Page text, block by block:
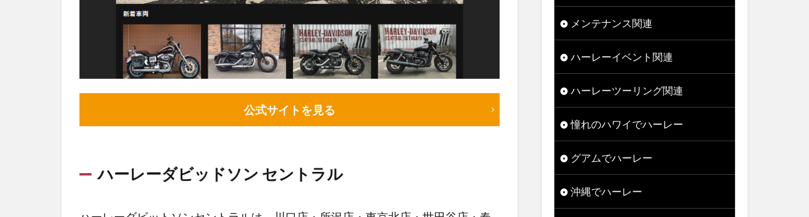
入
ム
公式サイトを見る
ハーレーダビッドソン セントラル
メンテナンス関連
ハーレーイベント関連
ハーレーツーリング関連
憧れのハワイでハーレー
グアムでハーレー
沖縄でハーレー